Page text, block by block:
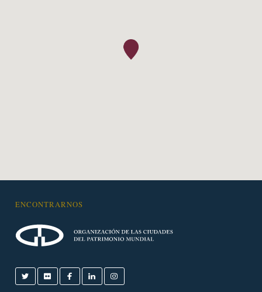
ENCONTRARNOS